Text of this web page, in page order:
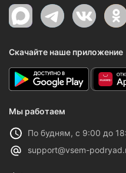
Скачайте наше приложение
Мы работаем
По будням, с 9:00 до
support@vsem-